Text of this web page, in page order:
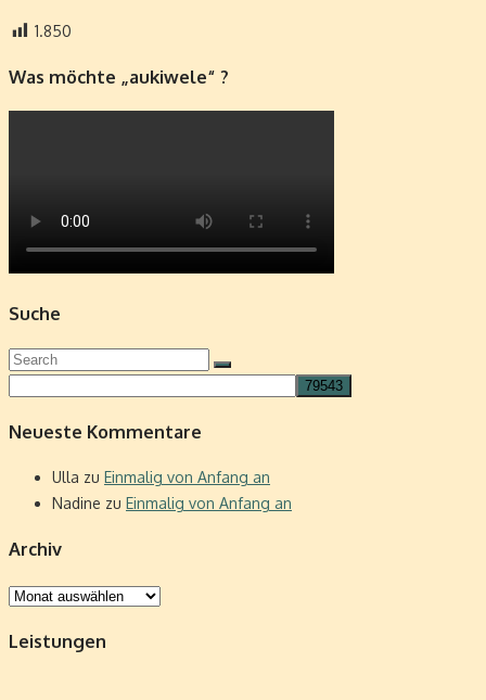
1.850
Was möchte „aukiwele“ ?
Suche
Search
Search
Neueste Kommentare
Ulla zu Einmalig von Anfang an
Nadine zu Einmalig von Anfang an
Archiv
Archiv
Leistungen